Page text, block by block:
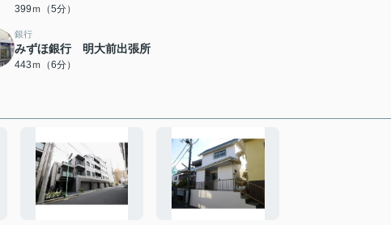
399ｍ（5分）
銀行
みずほ銀行 明大前出張所
443ｍ（6分）